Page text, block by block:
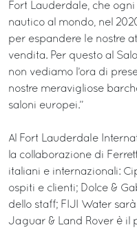
Fort Lauderdale, che
nautico al mondo, nel
per espandere le nostre
vendita. Per questo al
non vediamo l’ora di
nostre meravigliose
saloni europei.”
Al Fort Lauderdale
la collaborazione di
italiani e internazionali:
ospiti e clienti; Dolce &
dello staff; FIJI Water
Jaguar & Land Rover è il